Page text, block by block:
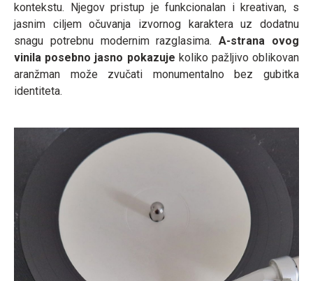
kontekstu. Njegov pristup je funkcionalan i kreativan, s
jasnim ciljem očuvanja izvornog karaktera uz dodatnu
snagu potrebnu modernim razglasima.A-strana ovog
vinila posebno jasno pokazuje koliko pažljivo oblikovan
aranžman može zvučati monumentalno bez gubitka
identiteta.